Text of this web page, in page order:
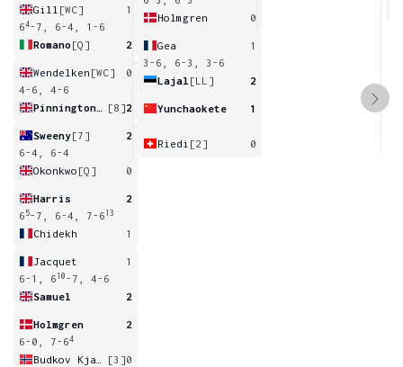
Gill [WC]
1
64-7, 6-4, 1-6
Romano [Q] 2
Wendelken [WC]
0
4-6, 4-6
[8]2
Sweeny[7]
2
6-4, 6-4
Okonkwo [Q] 0
Harris
2
6 5-7, 6-4, 7-6 13
Chidekh 1
Jacquet
1
6-1, 6 10 -7, 4-6
Samuel
2
Holmgren
2
6-0, 7-64
[3]0
Holmgren
0
Gea
1
3-6, 6-3, 3-6
Lajal [LL] 2
Yunchaokete 1
Riedi [2] 0